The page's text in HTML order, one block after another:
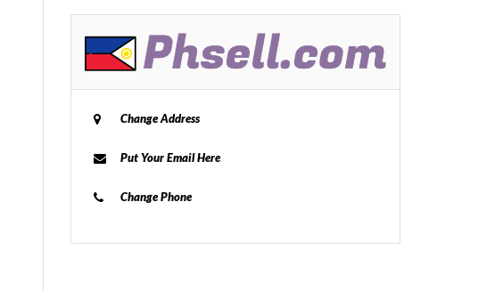
Change Address
Put Your Email Here
Change Phone